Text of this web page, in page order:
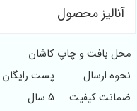
آنالیز محصول
محل بافت و چاپ کاشان
نحوه ارسال
پست رایگان
ضمانت کیفیت
5 سال